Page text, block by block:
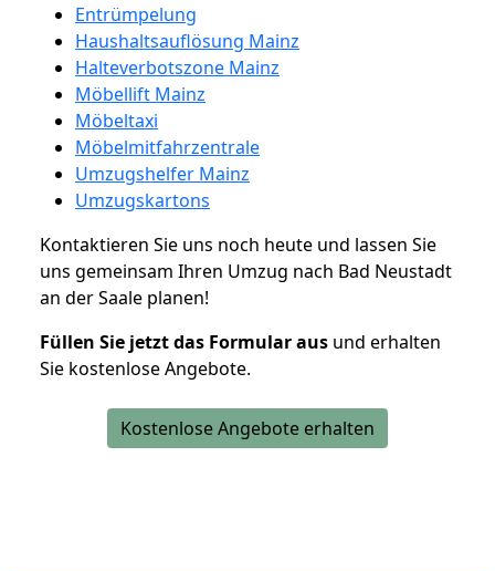
Entrümpelung
Haushaltsauflösung Mainz
Halteverbotszone Mainz
Möbellift Mainz
Möbeltaxi
Möbelmitfahrzentrale
Umzugshelfer Mainz
Umzugskartons
Kontaktieren Sie uns noch heute und lassen Sie
uns gemeinsam Ihren Umzug nach Bad Neustadt
an der Saale planen!
Füllen Sie jetzt das Formular aus und erhalten
Sie kostenlose Angebote.
Kostenlose Angebote erhalten